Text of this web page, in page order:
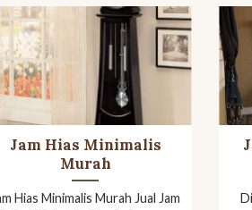
Jam Hias Minimalis
Murah
Hias Minimalis Murah Jual Jam